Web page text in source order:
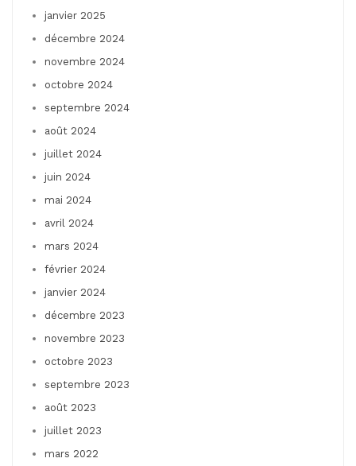
janvier 2025
décembre 2024
novembre 2024
octobre 2024
septembre 2024
août 2024
juillet 2024
juin 2024
mai 2024
avril 2024
mars 2024
février 2024
janvier 2024
décembre 2023
novembre 2023
octobre 2023
septembre 2023
août 2023
juillet 2023
mars 2022